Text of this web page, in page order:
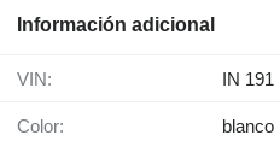
Información adicional
VIN: IN 191
Color: blanco